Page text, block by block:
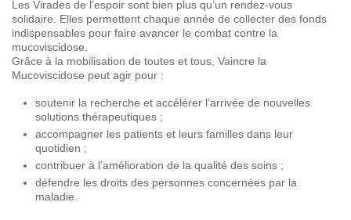
Les Virades de l’espoir sont bien plus qu’un rendez-vous
solidaire. Elles permettent chaque année de collecter des fonds
indispensables pour faire avancer le combat contre la
mucoviscidose.
Grâce à la mobilisation de toutes et tous, Vaincre la
Mucoviscidose peut agir pour :
soutenir la recherche et accélérer l’arrivée de nouvelles
solutions thérapeutiques ;
accompagner les patients et leurs familles dans leur
quotidien ;
contribuer à l’amélioration de la qualité des soins ;
défendre les droits des personnes concernées par la
maladie.